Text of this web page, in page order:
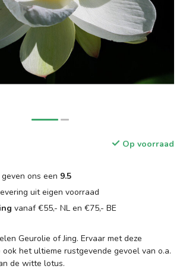
Op voorraad
geven ons een 9.5
uit eigen voorraad
vanaf €55,- NL en €75,- BE
Geurolie of Jing. Ervaar met deze
het ultieme rustgevende gevoel van o.a.
de witte lotus.